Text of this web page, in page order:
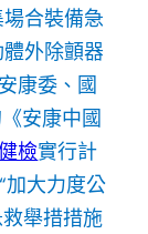
合裝備急
外除顫器
康委、國
安康中國
檢實行計
大力度公
舉措措施